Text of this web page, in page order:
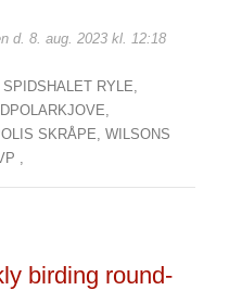
d. 8. aug. 2023 kl. 12:18
SPIDSHALET RYLE,
SKRÅPE, WILSONS
,
birding round-